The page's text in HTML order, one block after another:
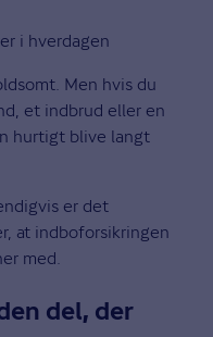
i hverdagen
Men hvis du
et indbrud eller en
hurtigt blive langt
er det
at indboforsikringen
med.
del, der